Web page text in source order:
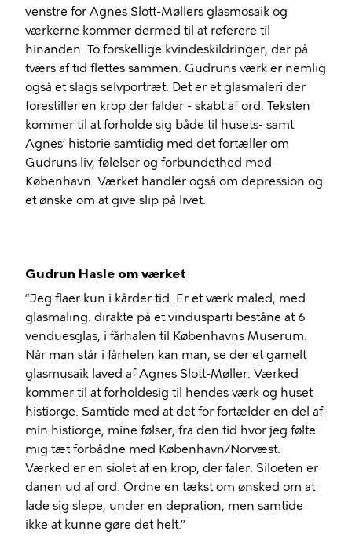
venstre for Agnes Slott-Møllers glasmosaik og
værkerne kommer dermed til at referere til
hinanden. To forskellige kvindeskildringer, der på
tværs af tid flettes sammen. Gudruns værk er nemlig
også et slags selvportræt. Det er et glasmaleri der
forestiller en krop der falder - skabt af ord. Teksten
kommer til at forholde sig både til husets- samt
Agnes’ historie samtidig med det fortæller om
Gudruns liv, følelser og forbundethed med
København. Værket handler også om depression og
et ønske om at give slip på livet.
Gudrun Hasle om værket
”Jeg flaer kun i kårder tid. Er et værk maled, med
glasmaling. dirakte på et vindusparti beståne at 6
venduesglas, i fårhalen til Københavns Muserum.
Når man står i fårhelen kan man, se der et gamelt
glasmusaik laved af Agnes Slott-Møller. Værked
kommer til at forholdesig til hendes værk og huset
histiorge. Samtide med at det for fortælder en del af
min histiorge, mine følser, fra den tid hvor jeg følte
mig tæt forbådne med København/Norvæst.
Værked er en siolet af en krop, der faler. Siloeten er
danen ud af ord. Ordne en tækst om ønsked om at
lade sig slepe, under en depration, men samtide
ikke at kunne gøre det helt.”